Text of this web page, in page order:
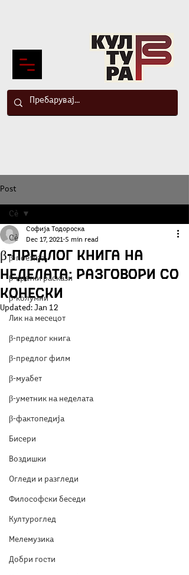
Post
Сè
β-поезија
β-кратки раскази
β-колумни
Лик на месецот
β-предлог книга
β-предлог филм
β-муабет
β-уметник на неделата
β-фактопедија
Бисери
Воздишки
Огледи и разгледи
Философски беседи
Културоглед
Мелемузика
Добри гости
Сè
β-Предлог книга на
неделата: Разговори со
Конески
Софија Тодороска
Dec 17, 2021 5 min read
Updated: Jan 12